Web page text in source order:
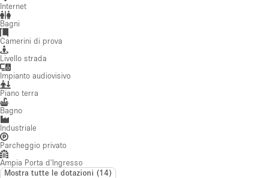
Internet
Bagni
Camerini di prova
Livello strada
Impianto audiovisivo
Piano terra
Bagno
Industriale
Parcheggio privato
Ampia Porta d'Ingresso
Mostra tutte le dotazioni (14)